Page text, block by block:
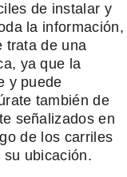
de instalar y
la información,
trata de una
ya que la
y puede
también de
señalizados en
de los carriles
ubicación.